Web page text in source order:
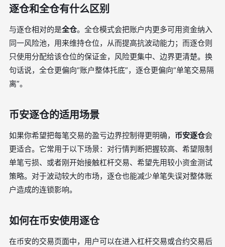
逐仓和全仓有什么区别
与逐仓相对的是全仓。全仓模式会把账户内更多可用资金纳入
同一风险池，用来维持仓位，从而提高抗波动能力；而逐仓则
只使用分配给该仓位的保证金，风险更集中、边界更清楚。换
句话说，全仓更偏向“账户整体托底”，逐仓更偏向“单笔交易隔
离”。
币安逐仓的适用场景
如果你希望把每笔交易的盈亏边界控制得更明确， 币安逐仓会
更适合。它常用于以下场景：对行情判断把握较高、希望限制
单笔亏损、或者刚开始接触杠杆交易、希望先用较小资金测试
策略。对于波动较大的市场，逐仓也能减少单笔失误对整体账
户造成的连锁影响。
如何在币安使用逐仓
在币安的交易页面中，用户可以在进入杠杆交易或合约交易后